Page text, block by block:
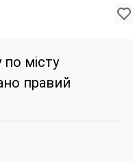
місту
правий